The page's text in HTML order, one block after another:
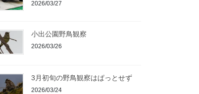
2026/03/27
小出公園野鳥観察
2026/03/26
3月初旬の野鳥観察はぱっとせず
2026/03/24